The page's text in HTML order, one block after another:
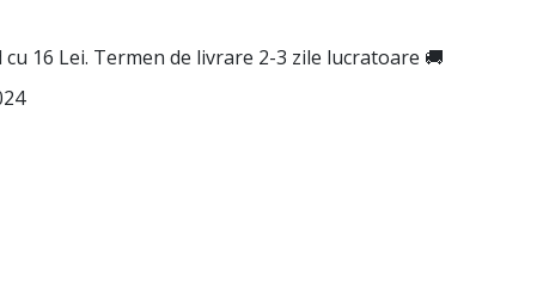
16 Lei. Termen de livrare 2-3 zile lucratoare 🚚